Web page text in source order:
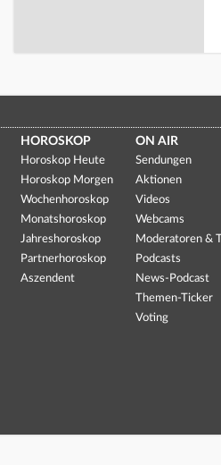
HOROSKOP
Horoskop Heute
Horoskop Morgen
Wochenhoroskop
Monatshoroskop
Jahreshoroskop
Partnerhoroskop
Aszendent
ON AIR
Sendungen
Aktionen
Videos
Webcams
Moderatoren &
Podcasts
News-Podcast
Themen-Ticker
Voting